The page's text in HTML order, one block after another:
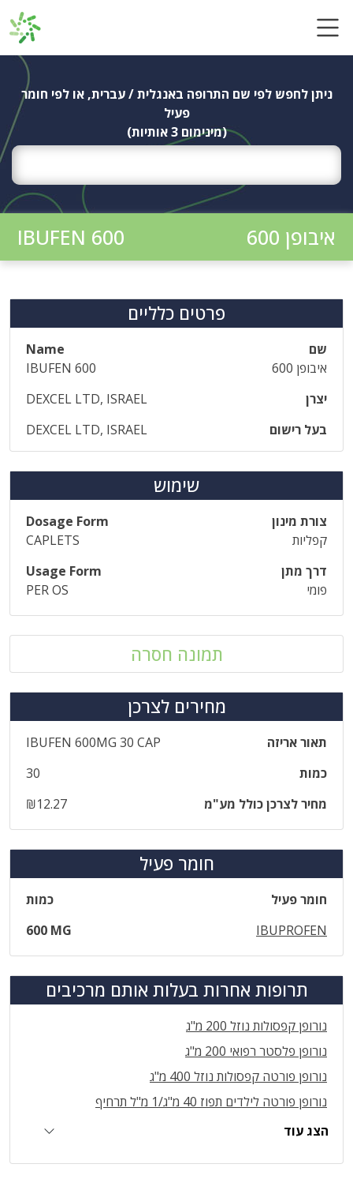
ניתן לחפש לפי שם התרופה באנגלית / עברית, או לפי חומר
פעיל
(מינימום 3 אותיות)
איבופן 600 IBUFEN 600
פרטים כלליים
שם
Name
איבופן 600
IBUFEN 600
יצרן
DEXCEL LTD, ISRAEL
בעל רישום
DEXCEL LTD, ISRAEL
שימוש
צורת מינון
Dosage Form
קפליות
CAPLETS
דרך מתן
Usage Form
פומי
PER OS
תמונה חסרה
מחירים לצרכן
תאור אריזה
‎IBUFEN‎ ‎600‎MG‎ ‎30‎ ‎CAP
כמות
30
מחיר לצרכן כולל מע"מ
₪12.27
חומר פעיל
חומר פעיל
כמות
IBUPROFEN
600 MG
תרופות אחרות בעלות אותם מרכיבים
נורופן קפסולות נוזל 200 מ"ג
נורופן פלסטר רפואי 200 מ"ג
נורופן פורטה קפסולות נוזל 400 מ"ג
נורופן פורטה לילדים תפוז 40 מ"ג/1 מ"ל תרחיף
הצג עוד